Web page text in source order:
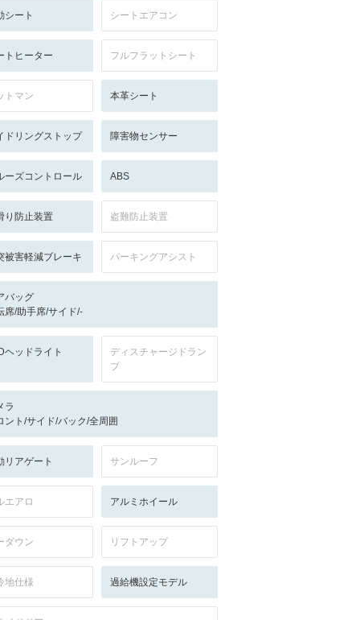
シート シートエアコン
トヒーター フルフラットシート
トマン 本革シート
ドリングストップ 障害物センサー
ーズコントロール ABS
り防止装置 盗難防止装置
被害軽減ブレーキ パーキングアシスト
バッグ
席/助手席/サイド/-
ヘッドライト
ディスチャージドラン
プ
ラ
ント/サイド/バック/全周囲
リアゲート サンルーフ
エアロ アルミホイール
ダウン リフトアップ
地仕様 過給機設定モデル